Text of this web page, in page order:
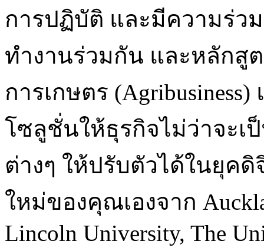
การปฏิบัติ และมีความร่ว
ทำงานร่วมกัน และหลักสู
การเกษตร
โซลูชั่นให้ธุรกิจไม่ว่าจะเ
ต่างๆ ให้ปรับตัวได้ในยุคดิ
ใหม่ของคุณเองจาก
Lincoln University, The